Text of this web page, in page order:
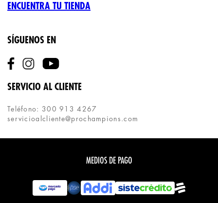
ENCUENTRA TU TIENDA
SÍGUENOS EN
SERVICIO AL CLIENTE
Teléfono: 300 913 4267
servicioalcliente@prochampions.com
MEDIOS DE PAGO